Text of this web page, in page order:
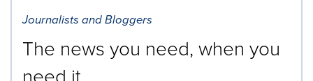
Journalists and Bloggers
The news you need, when you